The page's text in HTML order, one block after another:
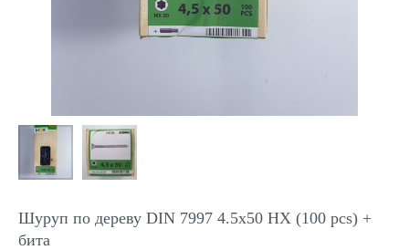
Шуруп по дереву DIN 7997 4.5x50 HX (100 pcs) +
бита